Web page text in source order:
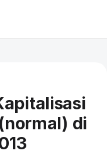
di